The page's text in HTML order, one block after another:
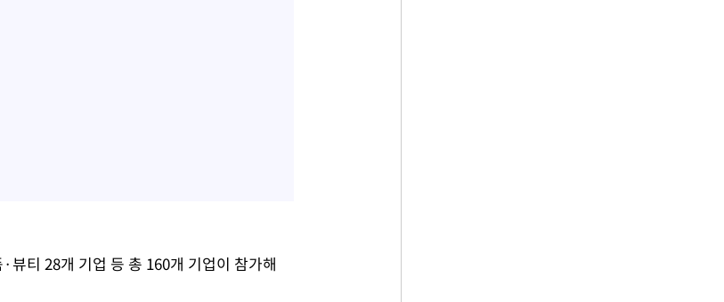
티 28개 기업 등 총 160개 기업이 참가해